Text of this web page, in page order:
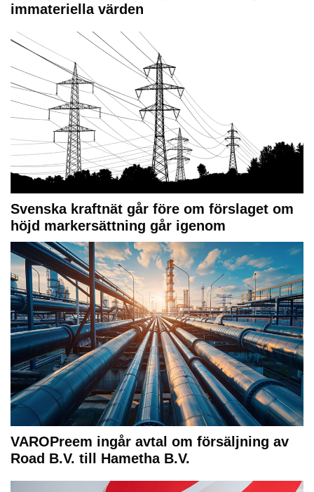
immateriella värden
Svenska kraftnät går före om förslaget om
höjd markersättning går igenom
VAROPreem ingår avtal om försäljning av
Road B.V. till Hametha B.V.